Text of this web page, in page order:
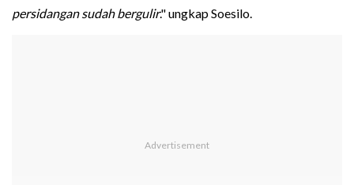
persidangan sudah bergulir." ungkap Soesilo.